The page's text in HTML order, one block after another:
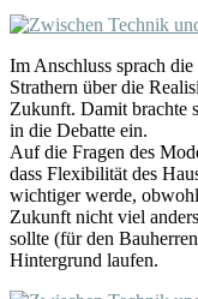
Im Anschluss sprach
Strathern über die
Zukunft. Damit brachte
in die Debatte ein.
Auf die Fragen des
dass Flexibilität des
wichtiger werde,
Zukunft nicht viel
sollte (für den
Hintergrund laufen.